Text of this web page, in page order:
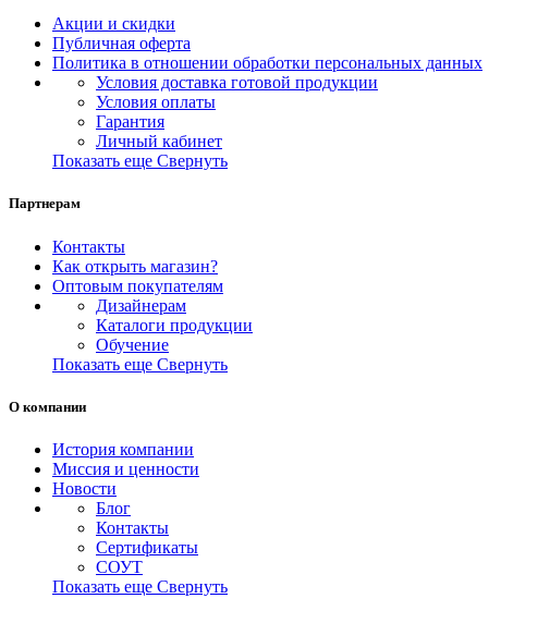
Акции и скидки
Публичная оферта
Политика в отношении обработки персональных данных
Условия доставка готовой продукции
Условия оплаты
Гарантия
Личный кабинет
Показать еще Свернуть
Партнерам
Контакты
Как открыть магазин?
Оптовым покупателям
Дизайнерам
Каталоги продукции
Обучение
Показать еще Свернуть
О компании
История компании
Миссия и ценности
Новости
Блог
Контакты
Сертификаты
СОУТ
Показать еще Свернуть